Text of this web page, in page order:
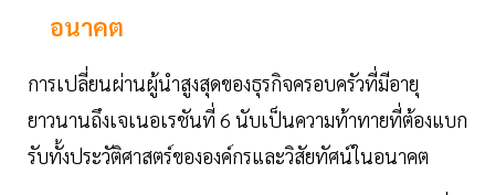
อนาคต
การเปลี่ยนผ่านผู้นำสูงสุดของธุรกิจครอบครัวที่มีอายุ
ยาวนานถึงเจเนอเรชันที่ 6 นับเป็นความท้าทายที่ต้องแบก
รับทั้งประวัติศาสตร์ขององค์กรและวิสัยทัศน์ในอนาคต